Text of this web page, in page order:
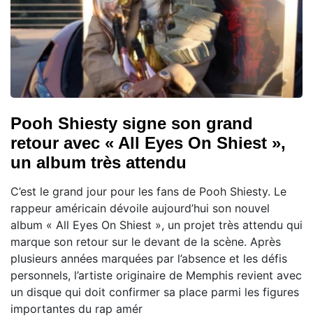
Pooh Shiesty signe son grand
retour avec « All Eyes On Shiest »,
un album très attendu
C’est le grand jour pour les fans de Pooh Shiesty. Le
rappeur américain dévoile aujourd’hui son nouvel
album « All Eyes On Shiest », un projet très attendu qui
marque son retour sur le devant de la scène. Après
plusieurs années marquées par l’absence et les défis
personnels, l’artiste originaire de Memphis revient avec
un disque qui doit confirmer sa place parmi les figures
importantes du rap amér